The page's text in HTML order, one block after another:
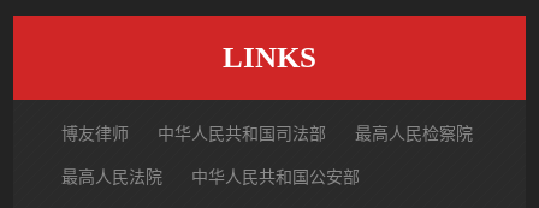
LINKS
博友律师 中华人民共和国司法部 最高人民检察院
最高人民法院 中华人民共和国公安部